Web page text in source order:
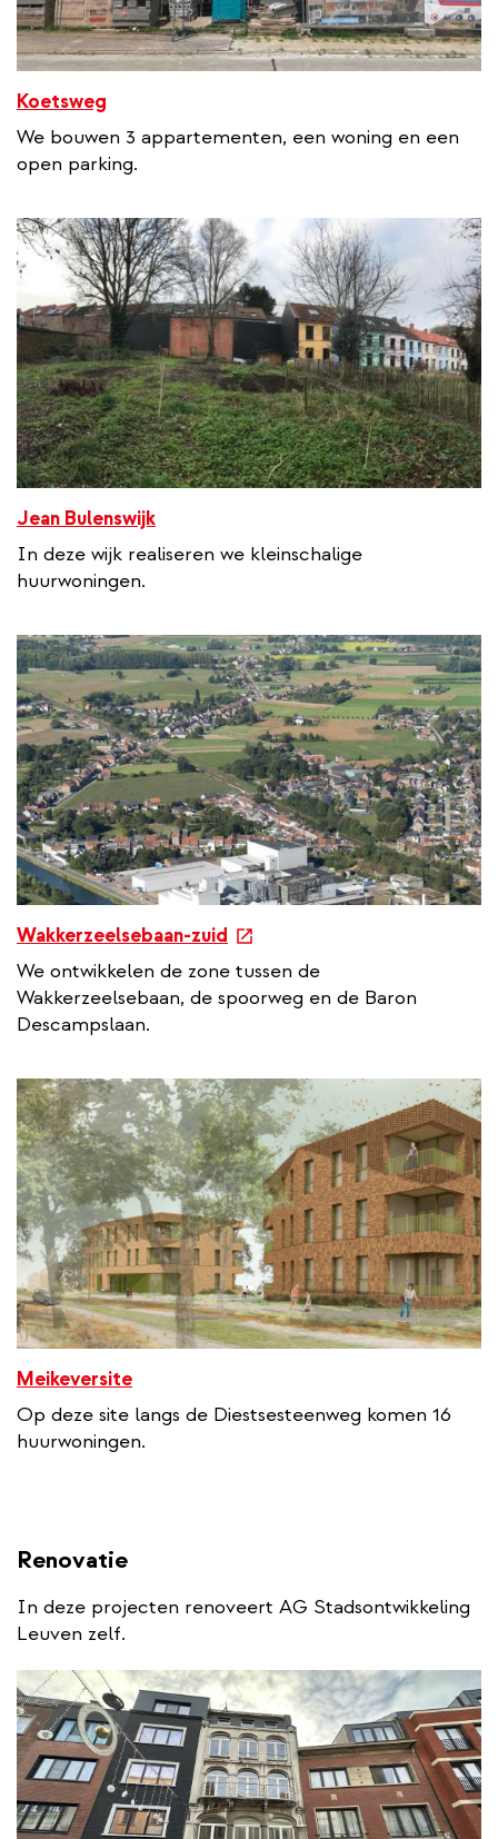
Koetsweg
We bouwen 3 appartementen, een woning en een
open parking.
Jean Bulenswijk
In deze wijk realiseren we kleinschalige
huurwoningen.
Wakkerzeelsebaan-zuid
e
x
t
e
a
l
l
i
n
k
We ontwikkelen de zone tussen de
Wakkerzeelsebaan, de spoorweg en de Baron
Descampslaan.
Meikeversite
Op deze site langs de Diestsesteenweg komen 16
huurwoningen.
Renovatie
In deze projecten renoveert AG Stadsontwikkeling
Leuven zelf.